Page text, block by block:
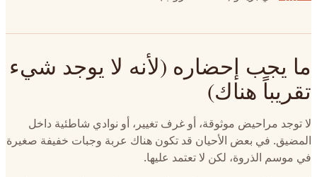
ما يجب إحضاره (لأنه لا يوجد شيء
تقريباً هناك)
لا توجد مراحيض موثوقة، أو غرف تغيير، أو نوادي شاطئية داخل
المضيق. في بعض الأحيان قد تكون هناك عربة وجبات خفيفة صغيرة
في موسم الذروة، لكن لا تعتمد عليها.